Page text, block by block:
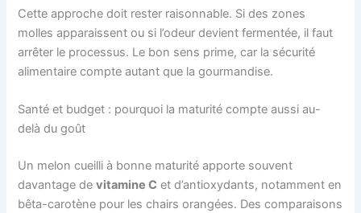
Cette approche doit rester raisonnable. Si des zones
molles apparaissent ou si l’odeur devient fermentée, il faut
arrêter le processus. Le bon sens prime, car la sécurité
alimentaire compte autant que la gourmandise.
Santé et budget : pourquoi la maturité compte aussi au-
delà du goût
Un melon cueilli à bonne maturité apporte souvent
davantage devitamine C et d’antioxydants, notamment en
bêta-carotène pour les chairs orangées. Des comparaisons